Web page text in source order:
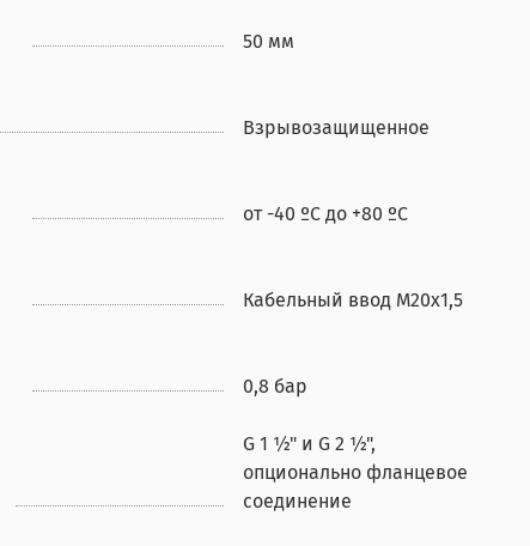
50 мм
Взрывозащищенное
от -40 ºС до +80 ºС
Кабельный ввод М20х1,5
0,8 бар
G 1 ½" и G 2 ½",
опционально фланцевое
соединение